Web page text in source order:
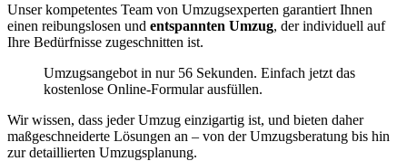
Unser kompetentes Team von Umzugsexperten garantiert Ihnen
einen reibungslosen und entspannten Umzug, der individuell auf
Ihre Bedürfnisse zugeschnitten ist.
Umzugsangebot in nur 56 Sekunden. Einfach jetzt das
kostenlose Online-Formular ausfüllen.
Wir wissen, dass jeder Umzug einzigartig ist, und bieten daher
maßgeschneiderte Lösungen an – von der Umzugsberatung bis hin
zur detaillierten Umzugsplanung.